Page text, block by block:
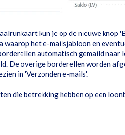
kun je op de nieuwe knop
waarop het e-mailsjabloon en
automatisch gemaild
De overige borderellen worden
in 'Verzonden e-mails'.
die betrekking hebben op een